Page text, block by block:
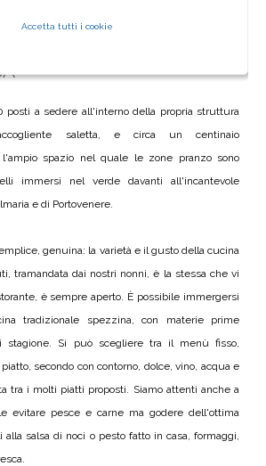
UN LUOGO
posti a sedere all'interno della propria struttura
saletta, e circa un centinaio
l'ampio spazio nel quale le zone pranzo sono
immersi nel verde davanti all'incantevole
e di Portovenere.
genuina: la varietà e il gusto della cucina
tramandata dai nostri nonni, è la stessa che vi
è sempre aperto. È possibile immergersi
tradizionale spezzina, con materie prime
stagione. Si può scegliere tra il menù fisso,
secondo con contorno, dolce, vino, acqua e
tra i molti piatti proposti. Siamo attenti anche a
evitare pesce e carne ma godere dell'ottima
salsa di noci o pesto fatto in casa, formaggi,
Accetta tutti i cookie